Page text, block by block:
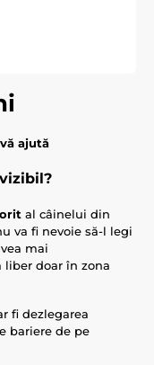
ajută
al câinelui din
va fi nevoie să-l legi
mai
liber doar în zona
fi dezlegarea
bariere de pe